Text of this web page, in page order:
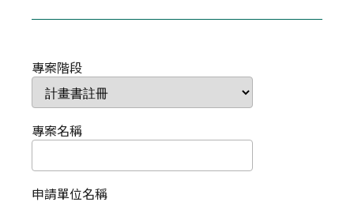
專案階段
專案名稱
申請單位名稱